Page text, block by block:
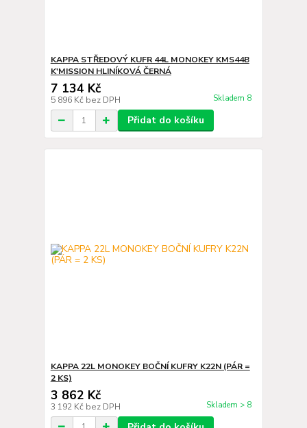
KAPPA STŘEDOVÝ KUFR 44L MONOKEY KMS44B
K'MISSION HLINÍKOVÁ ČERNÁ
7 134 Kč
5 896 Kč bez DPH Skladem 8
Přidat do košíku
KAPPA 22L MONOKEY BOČNÍ KUFRY K22N (PÁR =
2 KS)
3 862 Kč
3 192 Kč bez DPH Skladem > 8